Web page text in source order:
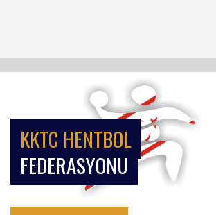
KKTC HENTBOL
FEDERASYONU